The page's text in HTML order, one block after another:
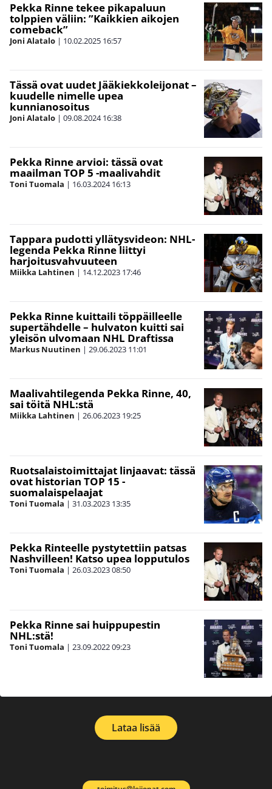
Pekka Rinne tekee pikapaluun
tolppien väliin: ”Kaikkien aikojen
comeback”
Joni Alatalo | 10.02.2025 16:57
Tässä ovat uudet Jääkiekkoleijonat –
kuudelle nimelle upea
kunnianosoitus
Joni Alatalo | 09.08.2024 16:38
Pekka Rinne arvioi: tässä ovat
maailman TOP 5 -maalivahdit
Toni Tuomala | 16.03.2024 16:13
Tappara pudotti yllätysvideon: NHL-
legenda Pekka Rinne liittyi
harjoitusvahvuuteen
Miikka Lahtinen | 14.12.2023 17:46
Pekka Rinne kuittaili töppäilleelle
supertähdelle – hulvaton kuitti sai
yleisön ulvomaan NHL Draftissa
Markus Nuutinen | 29.06.2023 11:01
Maalivahtilegenda Pekka Rinne, 40,
sai töitä NHL:stä
Miikka Lahtinen | 26.06.2023 19:25
Ruotsalaistoimittajat linjaavat: tässä
ovat historian TOP 15 -
suomalaispelaajat
Toni Tuomala | 31.03.2023 13:35
Pekka Rinteelle pystytettiin patsas
Nashvilleen! Katso upea lopputulos
Toni Tuomala | 26.03.202308:50
Pekka Rinne sai huippupestin
NHL:stä!
Toni Tuomala | 23.09.202209:23
Lataa lisää